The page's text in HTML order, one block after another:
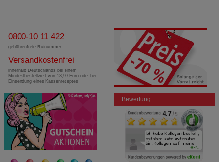
0800-10 11 422
gebührenfreie Rufnummer
Versandkostenfrei
innerhalb Deutschlands bei einem
Mindestbestellwert von 13,99 Euro oder bei
Einsendung eines Kassenrezeptes
Bewertung